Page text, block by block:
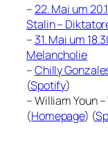
–22. Mai um
Stalin –
– 31. Mai um
Melancholie
–Chilly
(Spotify)
– William Youn
(Homepage) (